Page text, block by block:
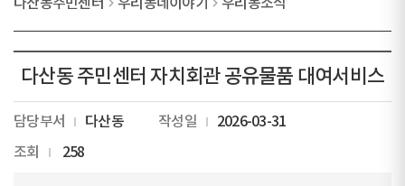
다산동주민센터 우리동네이야기 우리동소식
다산동 주민센터 자치회관 공유물품 대여서비스
담당부서 다산동 작성일
2026-03-31
조회
258